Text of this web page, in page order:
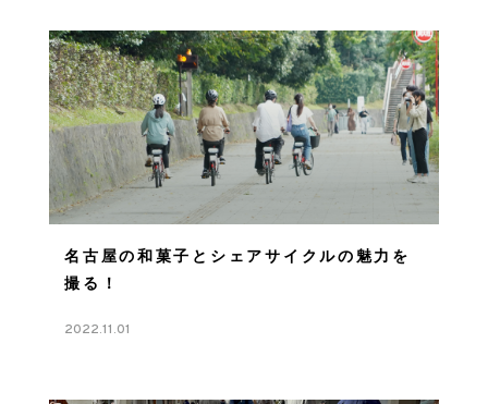
名古屋の和菓子とシェアサイクルの魅力を
撮る！
2022.11.01